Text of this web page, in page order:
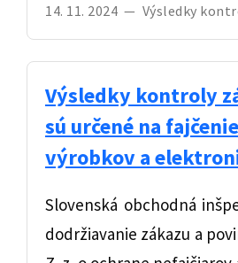
14. 11. 2024 — Výsledky
Výsledky kontroly
sú určené na
výrobkov a
Slovenská obchodná
dodržiavanie zákazu a